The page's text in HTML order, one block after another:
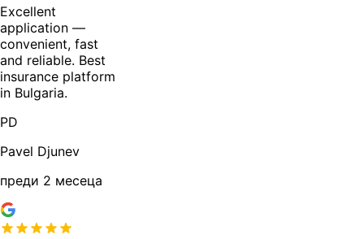
Excellent
application —
convenient, fast
and reliable. Best
insurance platform
in Bulgaria.
PD
Pavel Djunev
преди 2 месеца